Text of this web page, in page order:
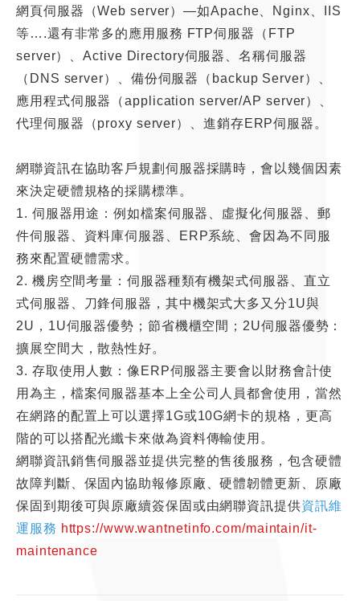
網頁伺服器（Web server）—如Apache、Nginx、IIS
等….還有非常多的應用服務 FTP伺服器（FTP
server）、Active Directory伺服器、名稱伺服器
（DNS server）、備份伺服器（backup Server）、
應用程式伺服器（application server/AP server）、
代理伺服器（proxy server）、進銷存ERP伺服器。
網聯資訊在協助客戶規劃伺服器採購時，會以幾個因素
來決定硬體規格的採購標準。
1. 伺服器用途：例如檔案伺服器、虛擬化伺服器、郵
件伺服器、資料庫伺服器、ERP系統、會因為不同服
務來配置硬體需求。
2. 機房空間考量：伺服器種類有機架式伺服器、直立
式伺服器、刀鋒伺服器，其中機架式大多又分1U與
2U，1U伺服器優勢；節省機櫃空間；2U伺服器優勢：
擴展空間大，散熱性好。
3. 存取使用人數：像ERP伺服器主要會以財務會計使
用為主，檔案伺服器基本上全公司人員都會使用，當然
在網路的配置上可以選擇1G或10G網卡的規格，更高
階的可以搭配光纖卡來做為資料傳輸使用。
網聯資訊銷售伺服器並提供完整的售後服務，包含硬體
故障判斷、保固內協助報修原廠、硬體韌體更新、原廠
保固到期後可與原廠續簽保固或由網聯資訊提供資訊維
運服務 https://www.wantnetinfo.com/maintain/it-
maintenance